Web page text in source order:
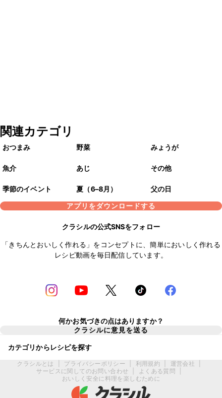
関連カテゴリ
おつまみ 野菜 みょうが
魚介 あじ その他
季節のイベント 夏（6–8月）
父の日
アプリをダウンロードする
クラシルの公式SNSをフォロー
「きちんとおいしく作れる」をコンセプトに、簡単においしく作れる
レシピ動画を毎日配信しています。
何かお気づきの点はありますか？
クラシルに意見を送る
カテゴリからレシピを探す
クラシルとは プライバシーポリシー 利用規約 運営会社
サービスに関してのお問い合わせ
よくある質問
おいしく安全に料理を楽しむために